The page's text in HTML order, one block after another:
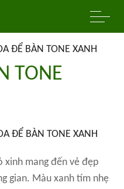
ĐỂ BÀN TONE XANH
TONE
xinh mang đến vẻ đẹp
gian. Màu xanh tím nhẹ